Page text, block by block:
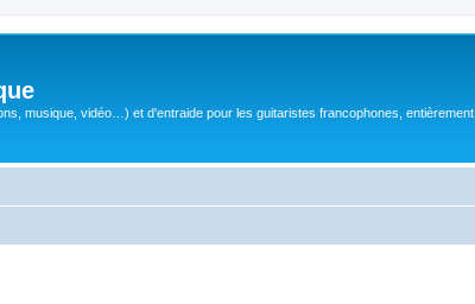
musique, vidéo…) et d'entraide pour les guitaristes francophones, entièrement